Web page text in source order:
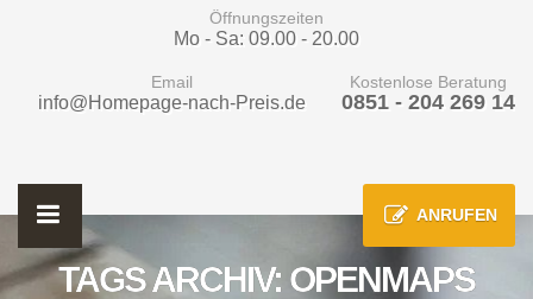
Öffnungszeiten
Mo - Sa: 09.00 - 20.00
Email
info@Homepage-nach-Preis.de
Kostenlose Beratung
0851 - 204 269 14
ANRUFEN
TAGS ARCHIV: OPENMAPS